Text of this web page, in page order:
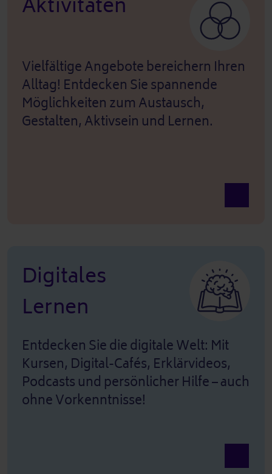
Vielfältige Angebote bereichern Ihren
Alltag! Entdecken Sie spannende
Möglichkeiten zum Austausch,
Gestalten, Aktivsein und Lernen.
Digitales
Lernen
Entdecken Sie die digitale Welt: Mit
Kursen, Digital-Cafés, Erklärvideos,
Podcasts und persönlicher Hilfe – auch
ohne Vorkenntnisse!